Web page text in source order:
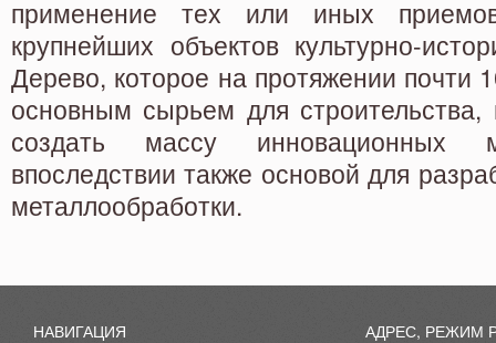
применение тех или иных
крупнейших объектов культурно-
Дерево, которое на протяжении почти
основным сырьем для строительства,
создать массу инновационных
впоследствии также основой для
металлообработки.
НАВИГАЦИЯ
АДРЕС, РЕЖИМ